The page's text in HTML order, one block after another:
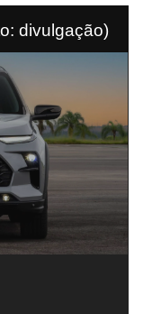
divulgação)